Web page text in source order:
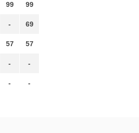
99
-
57
-
-
99
69
57
-
-